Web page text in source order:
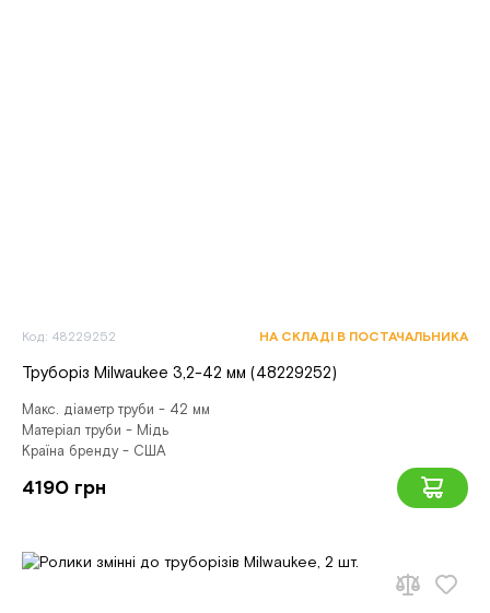
Код: 48229252 НА СКЛАДІ В ПОСТАЧАЛЬНИКА
Труборіз Milwaukee 3,2-42 мм (48229252)
Макс. діаметр труби - 42 мм
Матеріал труби - Мідь
Країна бренду - США
4190 грн